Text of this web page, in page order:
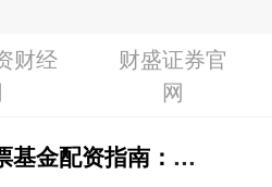
财经
财盛证券官
网
股票基金配资指南：杠杆策略与风险提示